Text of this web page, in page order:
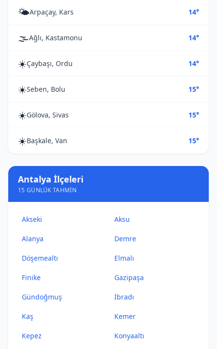
🌤️Arpaçay, Kars 14°
🌫️Ağlı, Kastamonu 14°
☀️Çaybaşı, Ordu 14°
☀️Seben, Bolu 15°
☀️Gölova, Sivas 15°
☀️Başkale, Van 15°
Antalya İlçeleri
15 GÜNLÜK TAHMIN
Akseki Aksu
Alanya Demre
Döşemealtı Elmalı
Finike Gazipaşa
Gündoğmuş İbradı
Kaş Kemer
Kepez Konyaaltı